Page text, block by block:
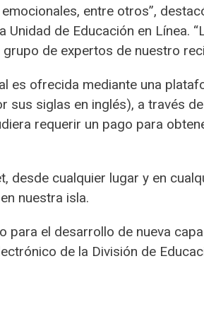
entre otros”,
Unidad de Educación en Línea.
de expertos de nuestro
es ofrecida mediante una
sus siglas en inglés), a través de
requerir un pago para
cualquier lugar y en
nuestra isla.
para el desarrollo de nueva
de la División de